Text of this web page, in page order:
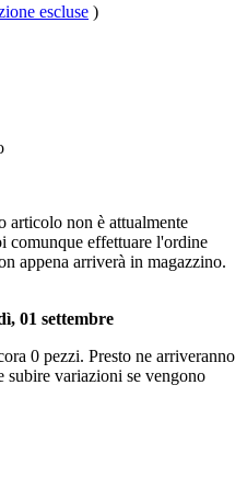
escluse )
articolo non è attualmente
comunque effettuare l'ordine
appena arriverà in magazzino.
01 settembre
0 pezzi. Presto ne arriveranno
subire variazioni se vengono